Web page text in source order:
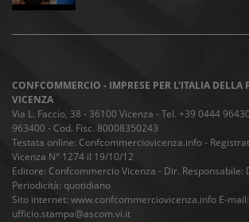
CONFCOMMERCIO - IMPRESE PER L'ITALIA DELLA
VICENZA
Via L. Faccio, 38 - 36100 Vicenza - Tel. +39 0444
963400 - Cod. Fisc. 80008350243
Testata online: Confcommerciovicenza.info -
Vicenza N° 1274 il 19/10/12
Editore: Confcommercio Vicenza - Dir. Responsabile:
Periodicità: quotidiano
Sito internet: www.confcommerciovicenza.info E-mail:
ufficio.stampa@ascom.vi.it